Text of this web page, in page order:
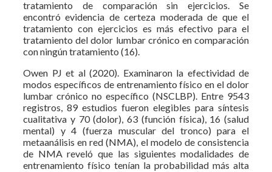
tratamiento de comparación sin ejercicios. Se
encontró evidencia de certeza moderada de que el
tratamiento con ejercicios es más efectivo para el
tratamiento del dolor lumbar crónico en comparación
con ningún tratamiento (16).
Owen PJ et al (2020). Examinaron la efectividad de
modos específicos de entrenamiento físico en el dolor
lumbar crónico no específico (NSCLBP). Entre 9543
registros, 89 estudios fueron elegibles para síntesis
cualitativa y 70 (dolor), 63 (función física), 16 (salud
mental) y 4 (fuerza muscular del tronco) para el
metaanálisis en red (NMA), el modelo de consistencia
de NMA reveló que las siguientes modalidades de
entrenamiento físico tenían la probabilidad más alta